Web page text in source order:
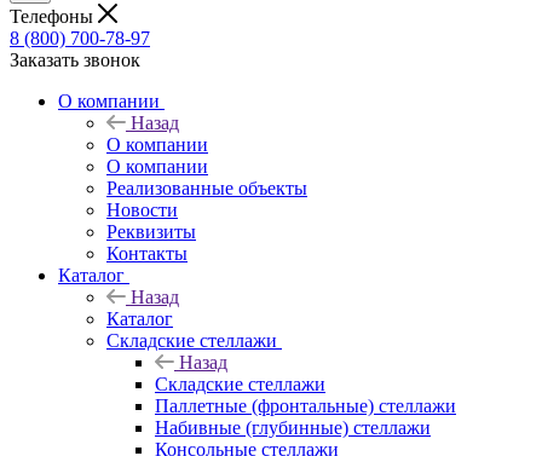
Телефоны
8 (800) 700-78-97
Заказать звонок
О компании
Назад
О компании
О компании
Реализованные объекты
Новости
Реквизиты
Контакты
Каталог
Назад
Каталог
Складские стеллажи
Назад
Складские стеллажи
Паллетные (фронтальные) стеллажи
Набивные (глубинные) стеллажи
Консольные стеллажи